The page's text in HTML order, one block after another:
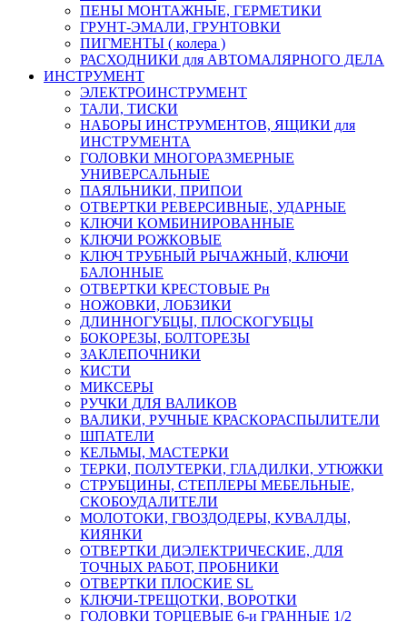
ПЕНЫ МОНТАЖНЫЕ, ГЕРМЕТИКИ
ГРУНТ-ЭМАЛИ, ГРУНТОВКИ
ПИГМЕНТЫ ( колера )
РАСХОДНИКИ для АВТОМАЛЯРНОГО ДЕЛА
ИНСТРУМЕНТ
ЭЛЕКТРОИНСТРУМЕНТ
ТАЛИ, ТИСКИ
НАБОРЫ ИНСТРУМЕНТОВ, ЯЩИКИ для
ИНСТРУМЕНТА
ГОЛОВКИ МНОГОРАЗМЕРНЫЕ
УНИВЕРСАЛЬНЫЕ
ПАЯЛЬНИКИ, ПРИПОИ
ОТВЕРТКИ РЕВЕРСИВНЫЕ, УДАРНЫЕ
КЛЮЧИ КОМБИНИРОВАННЫЕ
КЛЮЧИ РОЖКОВЫЕ
КЛЮЧ ТРУБНЫЙ РЫЧАЖНЫЙ, КЛЮЧИ
БАЛОННЫЕ
ОТВЕРТКИ КРЕСТОВЫЕ Рн
НОЖОВКИ, ЛОБЗИКИ
ДЛИННОГУБЦЫ, ПЛОСКОГУБЦЫ
БОКОРЕЗЫ, БОЛТОРЕЗЫ
ЗАКЛЕПОЧНИКИ
КИСТИ
МИКСЕРЫ
РУЧКИ ДЛЯ ВАЛИКОВ
ВАЛИКИ, РУЧНЫЕ КРАСКОРАСПЫЛИТЕЛИ
ШПАТЕЛИ
КЕЛЬМЫ, МАСТЕРКИ
ТЕРКИ, ПОЛУТЕРКИ, ГЛАДИЛКИ, УТЮЖКИ
СТРУБЦИНЫ, СТЕПЛЕРЫ МЕБЕЛЬНЫЕ,
СКОБОУДАЛИТЕЛИ
МОЛОТОКИ, ГВОЗДОДЕРЫ, КУВАЛДЫ,
КИЯНКИ
ОТВЕРТКИ ДИЭЛЕКТРИЧЕСКИЕ, ДЛЯ
ТОЧНЫХ РАБОТ, ПРОБНИКИ
ОТВЕРТКИ ПЛОСКИЕ SL
КЛЮЧИ-ТРЕЩОТКИ, ВОРОТКИ
ГОЛОВКИ ТОРЦЕВЫЕ 6-и ГРАННЫЕ 1/2